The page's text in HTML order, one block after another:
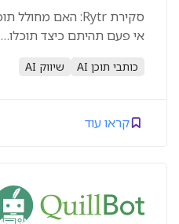
אי פעם תהיתם כיצד תוכלו…
כותבי תוכן AI שיווק AI
קראו עוד